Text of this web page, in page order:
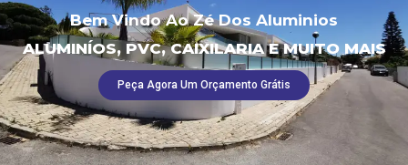
ALUMINÍOS, PVC, CAIXILARIA E MUITO MAIS
Bem Vindo Ao Zé Dos Aluminios
Peça Agora Um Orçamento Grátis